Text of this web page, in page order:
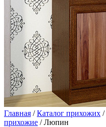
Главная /Каталог прихожих /
прихожие / Люпин